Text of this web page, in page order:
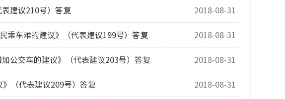
建议210号）答复 2018-08-31
乘车难的建议》（代表建议199号）答复 2018-08-31
公交车的建议》（代表建议203号）答复 2018-08-31
（代表建议209号）答复 2018-08-31